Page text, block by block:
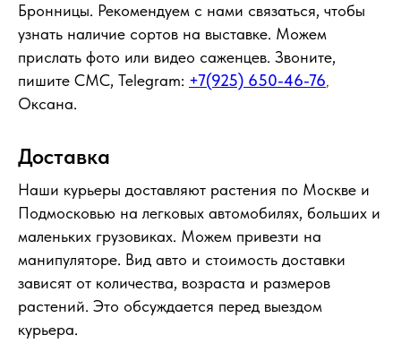
Бронницы. Рекомендуем с нами связаться, чтобы
узнать наличие сортов на выставке. Можем
прислать фото или видео саженцев. Звоните,
пишите СМС, Telegram: +7(925) 650-46-76,
Оксана.
Доставка
Наши курьеры доставляют растения по Москве и
Подмосковью на легковых автомобилях, больших и
маленьких грузовиках. Можем привезти на
манипуляторе. Вид авто и стоимость доставки
зависят от количества, возраста и размеров
растений. Это обсуждается перед выездом
курьера.